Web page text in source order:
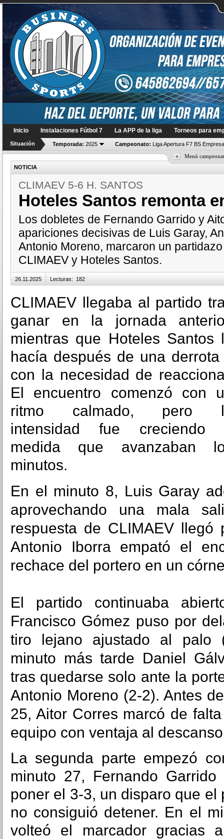
Inicio Instalaciones Fútbol 7 La APP de la liga Torneos para
Situación Temporada: 2025 Campeonato: Liga Apertura F7 BS
Menú
NOTICIA
CLIMAEV 5-6 H. SANTOS
Hoteles Santos remonta
Los dobletes de Fernando Garrido y
apariciones decisivas de Luis Garay,
Antonio Moreno, marcaron un
CLIMAEV y Hoteles Santos.
26.11.2025 Lecturas: 182
CLIMAEV llegaba al partido
ganar en la jornada
mientras que Hoteles Santos
hacía después de una derrota
con la necesidad de
El encuentro comenzó con
ritmo calmado, pero
intensidad fue creciendo
medida que avanzaban
minutos.
En el minuto 8, Luis Garay
aprovechando una mala
respuesta de CLIMAEV
Antonio Iborra empató el
rechace del portero en un
El partido continuaba
Francisco Gómez puso por
tiro lejano ajustado al palo
minuto más tarde Daniel
tras quedarse solo ante la
Antonio Moreno (2-2). Antes
25, Aitor Corres marcó de
equipo con ventaja al
La segunda parte empezó
minuto 27, Fernando
poner el 3-3, un disparo que
no consiguió detener. En el
volteó el marcador gracias